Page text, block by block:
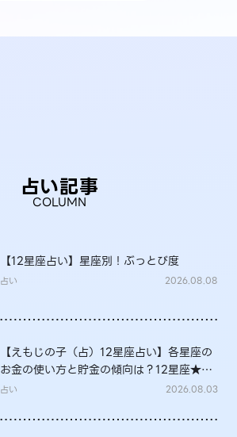
占い記事
COLUMN
【12星座占い】星座別！ぶっとび度
占い 2026.08.08
【えもじの子（占）12星座占い】各星座の
お金の使い方と貯金の傾向は？12星座★徹
底解説
占い 2026.08.03